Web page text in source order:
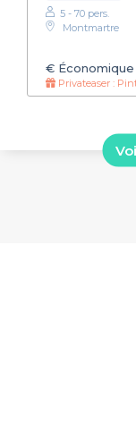
5 - 70 pers.
Montmartre
€ Économique
Privateaser :